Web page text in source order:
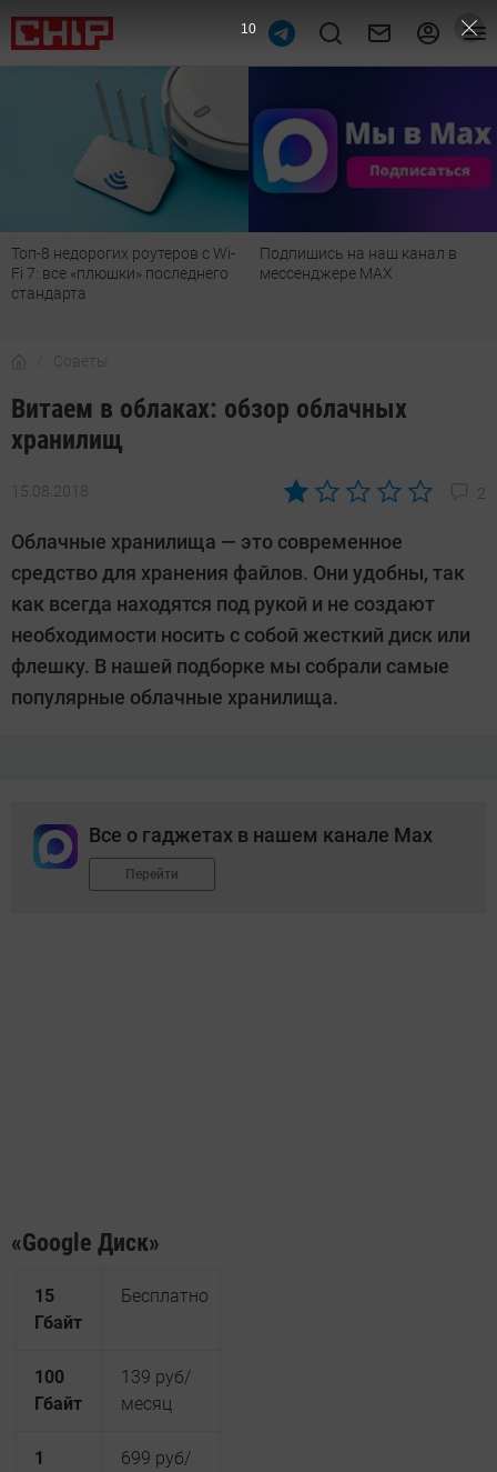
Подпишись на наш канал в
мессенджере МАХ
Рейтинг телевизоров 2026:
лучшие модели для гостиной,
Советы
Витаем в облаках: обзор облачных
хранилищ
15.08.2018 2
Автор:
Савенко
Облачные хранилища — это современное
средство для хранения файлов. Они удобны, так
как всегда находятся под рукой и не создают
необходимости носить с собой жесткий диск или
флешку. В нашей подборке мы собрали самые
популярные облачные хранилища.
Все о гаджетах в нашем канале Max
Перейти
«Google Диск»
15
Гбайт
Бесплатно
100
Гбайт
139 руб/
месяц
1
699 руб/
9